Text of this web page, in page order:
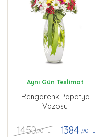
Aynı Gün Teslimat
Rengarenk Papatya
Vazosu
1450,90 TL 1384 ,90 TL